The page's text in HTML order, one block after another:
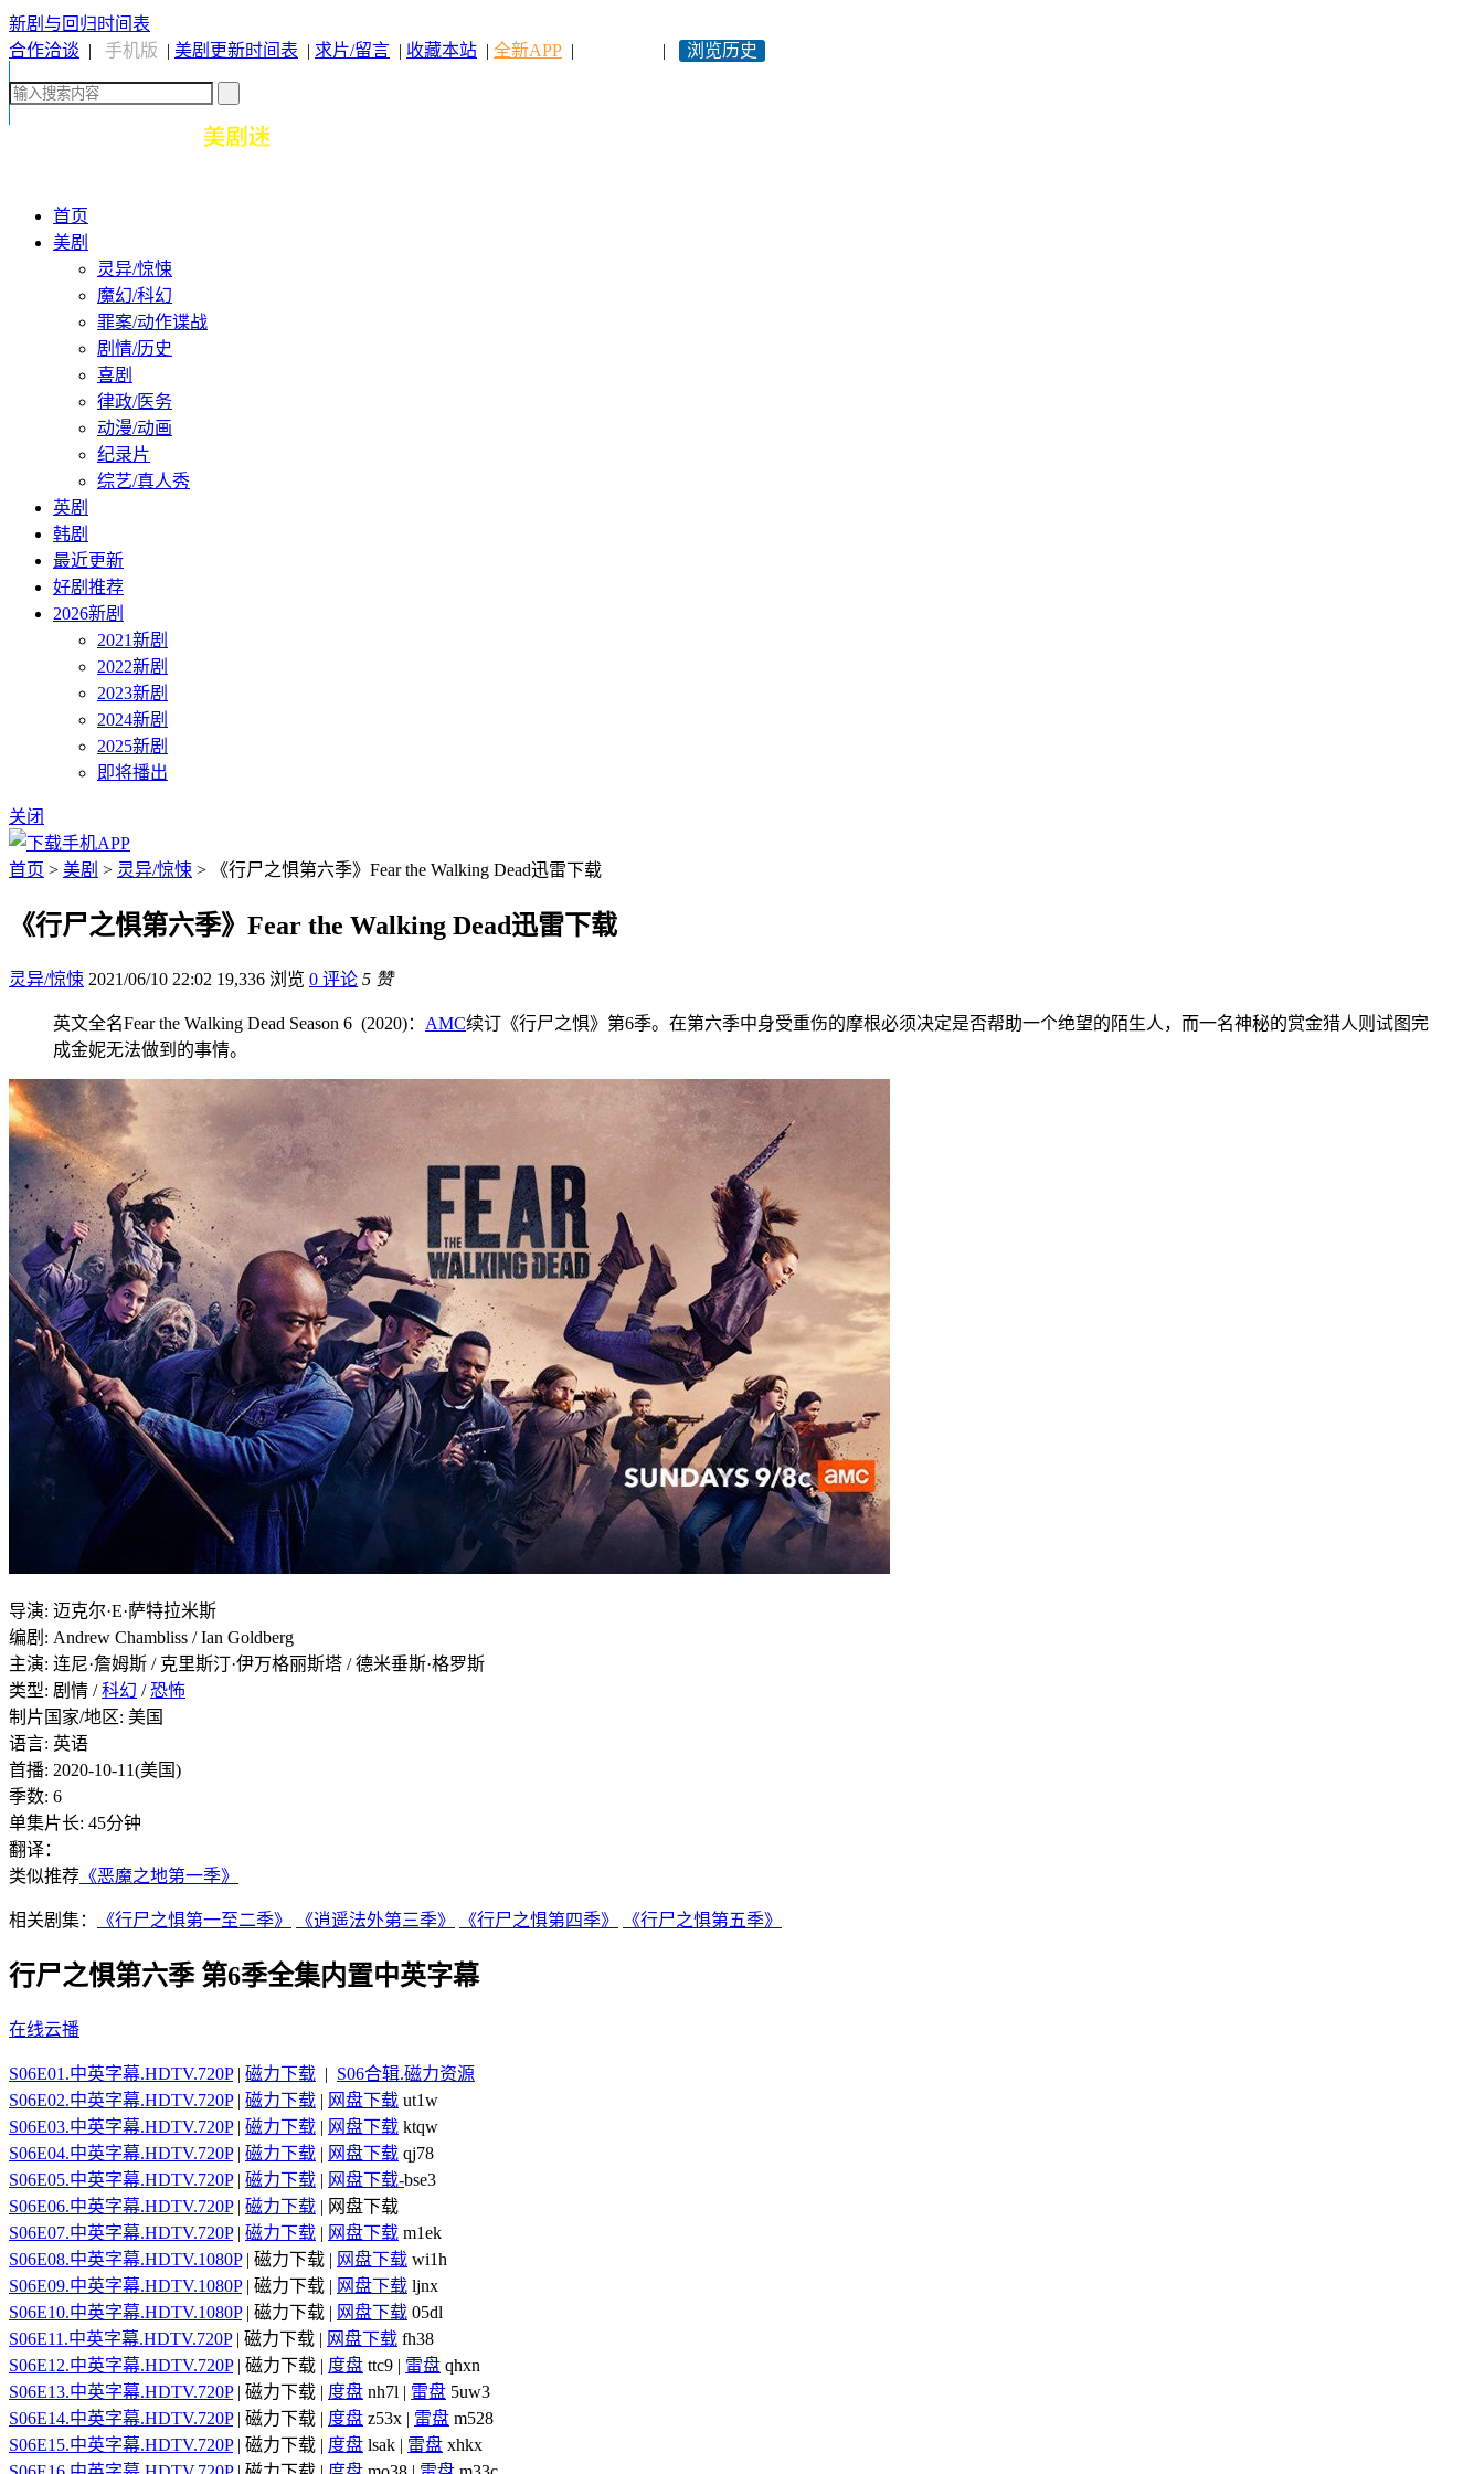
新剧与回归时间表
合作洽谈 | 手机版 | 美剧更新时间表 | 求片/留言 | 收藏本站 | 全新APP | | 浏览历史
首页
美剧
灵异/惊悚
魔幻/科幻
罪案/动作谍战
剧情/历史
喜剧
律政/医务
动漫/动画
纪录片
综艺/真人秀
英剧
韩剧
最近更新
好剧推荐
2026新剧
2021新剧
2022新剧
2023新剧
2024新剧
2025新剧
即将播出
关闭
首页 > 美剧 > 灵异/惊悚 > 《行尸之惧第六季》Fear the Walking Dead迅雷下载
《行尸之惧第六季》Fear the Walking Dead迅雷下载
灵异/惊悚 2021/06/10 22:02 19,336 浏览 0 评论 5 赞
英文全名Fear the Walking Dead Season 6 (2020)： AMC续订《行尸之惧》第6季。在第六季中身受重伤的摩根必须决定是否帮助一个绝望的陌生人，而一名神秘的赏金猎人则试图完
成金妮无法做到的事情。
导演: 迈克尔·E·萨特拉米斯
编剧 : Andrew Chambliss / Ian Goldberg
主演: 连尼·詹姆斯 / 克里斯汀·伊万格丽斯塔 / 德米垂斯·格罗斯
类型: 剧情 /科幻 /恐怖
制片国家/地区: 美国
语言: 英语
首播: 2020-10-11(美国)
季数: 6
单集片长: 45分钟
翻译：
类似推荐 《恶魔之地第一季》
相关剧集： 《行尸之惧第一至二季》 《逍遥法外第三季》 《行尸之惧第四季》 《行尸之惧第五季》
行尸之惧第六季 第6季全集内置中英字幕
在线云播
S06E01.中英字幕.HDTV.720P| 磁力下载 | S06合辑.磁力资源
S06E02.中英字幕.HDTV.720P| 磁力下载 | 网盘下载 ut1w
S06E03.中英字幕.HDTV.720P| 磁力下载 | 网盘下载 ktqw
S06E04.中英字幕.HDTV.720P| 磁力下载 | 网盘下载 qj78
S06E05.中英字幕.HDTV.720P| 磁力下载 | 网盘下载-bse3
S06E06.中英字幕.HDTV.720P| 磁力下载 | 网盘下载
S06E07.中英字幕.HDTV.720P| 磁力下载 | 网盘下载 m1ek
S06E08.中英字幕.HDTV.1080P| 磁力下载 | 网盘下载 wi1h
S06E09.中英字幕.HDTV.1080P| 磁力下载 | 网盘下载 ljnx
S06E10.中英字幕.HDTV.1080P| 磁力下载 | 网盘下载 05dl
S06E11.中英字幕.HDTV.720P| 磁力下载 | 网盘下载 fh38
S06E12.中英字幕.HDTV.720P| 磁力下载 | 度盘 ttc9 | 雷盘 qhxn
S06E13.中英字幕.HDTV.720P| 磁力下载 | 度盘 nh7l | 雷盘 5uw3
S06E14.中英字幕.HDTV.720P| 磁力下载 | 度盘 z53x | 雷盘 m528
S06E15.中英字幕.HDTV.720P| 磁力下载 | 度盘 lsak | 雷盘 xhkx